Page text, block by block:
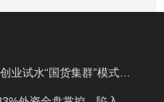
业试水“国货集群”模式，